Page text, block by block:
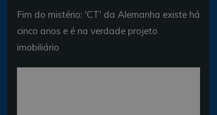
Fim do mistério: 'CT' da Alemanha existe há
cinco anos e é na verdade projeto
imobiliário